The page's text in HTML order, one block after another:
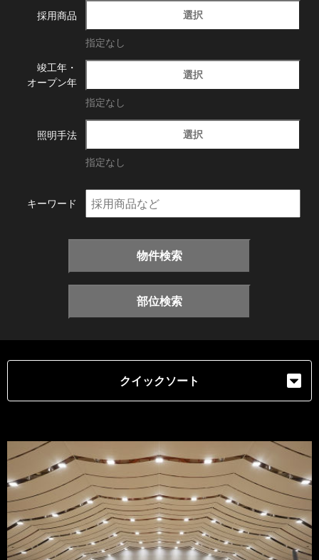
採用商品 選択
指定なし
竣工年・
オープン年
選択
指定なし
照明手法 選択
指定なし
キーワード
物件検索
部位検索
クイックソート